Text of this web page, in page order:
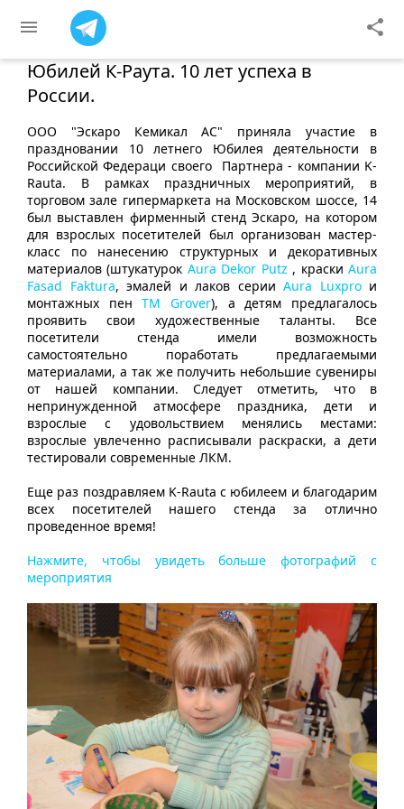
Юбилей К-Раута. 10 лет успеха в
России.
ООО "Эскаро Кемикал АС" приняла участие в
праздновании 10 летнего Юбилея деятельности в
Российской Федераци своего Партнера - компании K-
Rauta. В рамках праздничных мероприятий, в
торговом зале гипермаркета на Московском шоссе, 14
был выставлен фирменный стенд Эскаро, на котором
для взрослых посетителей был организован мастер-
класс по нанесению структурных и декоративных
материалов (штукатурок Aura Dekor Putz , краскиAura
Fasad Faktura, эмалей и лаков серии Aura Luxproи
монтажных пенТМ Grover), а детям предлагалось
проявить свои художественные таланты. Все
посетители стенда имели возможность
самостоятельно поработать предлагаемыми
материалами, а так же получить небольшие сувениры
от нашей компании. Следует отметить, что в
непринужденной атмосфере праздника, дети и
взрослые с удовольствием менялись местами:
взрослые увлеченно расписывали раскраски, а дети
тестировали современные ЛКМ.
Еще раз поздравляем K-Rauta c юбилеем и благодарим
всех посетителей нашего стенда за отлично
проведенное время!
Нажмите, чтобы увидеть больше фотографий с
мероприятия
menu share